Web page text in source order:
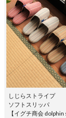
しじらストライプ
ソフトスリッパ
【イグチ商会 dolphin